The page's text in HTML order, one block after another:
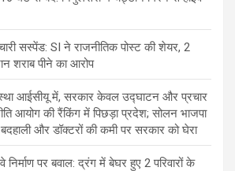
सस्पेंड: SI ने राजनीतिक पोस्ट की शेयर, 2
शराब पीने का आरोप
आईसीयू में, सरकार केवल उद्घाटन और प्रचार
आयोग की रैंकिंग में पिछड़ा प्रदेश; सोलन भाजपा
और डॉक्टरों की कमी पर सरकार को घेरा
निर्माण पर बवाल: द्रंग में बेघर हुए 2 परिवारों के